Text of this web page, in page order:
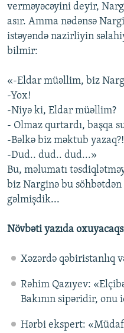
verməyəcəyini deyir,
asır. Amma nədənsə
istəyəndə nazirliyin
bilmir:
«-Eldar müəllim, biz
-Yox!
-Niyə ki, Eldar müəllim?
- Olmaz qurtardı, başqa
-Bəlkə biz məktub yazaq?!
-Dud.. dud.. dud...»
Bu, məlumatı
biz Narginə bu
gəlmişdik...
Növbəti yazıda
Xəzərdə qəbiristanlıq
Rəhim Qazıyev:
Bakının sipəridir, onu
Hərbi ekspert: